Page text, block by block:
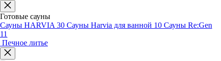
Готовые сауны
Сауны HARVIA 30 Сауны Harvia для ванной 10 Сауны Re:Gen
11
Печное литье